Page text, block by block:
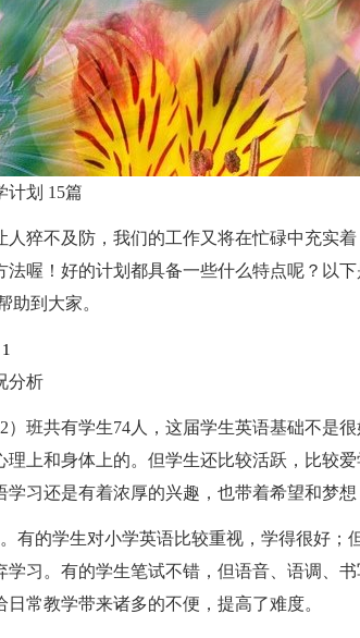
计划 15篇
人猝不及防，我们的工作又将在忙碌中充实
法喔！好的计划都具备一些什么特点呢？以
助到大家。
分析
）班共有学生74人，这届学生英语基础不是
理上和身体上的。但学生还比较活跃，比较
学习还是有着浓厚的兴趣，也带着希望和梦想
有的学生对小学英语比较重视，学得很好；
学习。有的学生笔试不错，但语音、语调、
常教学带来诸多的不便，提高了难度。